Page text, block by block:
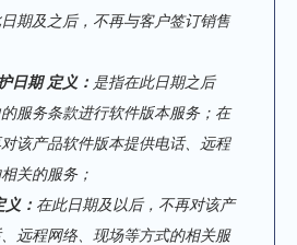
期及之后，不再与客户签订销售
日期 定义： 是指在此日期之后
服务条款进行软件版本服务；在
该产品软件版本提供电话、远程
关的服务；
义： 在此日期及以后，不再对该产
远程网络、现场等方式的相关服